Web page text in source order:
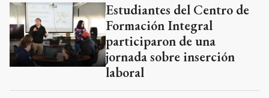
Estudiantes del Centro de
Formación Integral
participaron de una
jornada sobre inserción
laboral